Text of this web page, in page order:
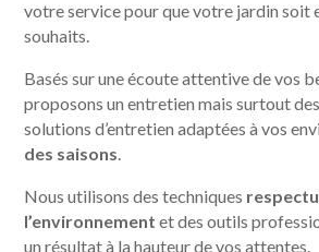
votre service pour que votre jardin soit
souhaits.
Basés sur une écoute attentive de vos
proposons un entretien mais surtout
solutions d’entretien adaptées à vos
des saisons.
Nous utilisons des techniques
l’environnement et des outils
un résultat à la hauteur de vos attentes.